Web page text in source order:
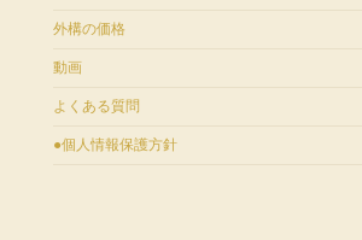
外構の価格
動画
よくある質問
●個人情報保護方針